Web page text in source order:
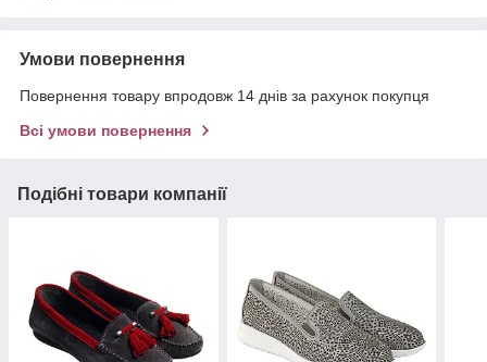
Умови повернення
Повернення товару впродовж 14 днів за рахунок покупця
Всі умови повернення
Подібні товари компанії